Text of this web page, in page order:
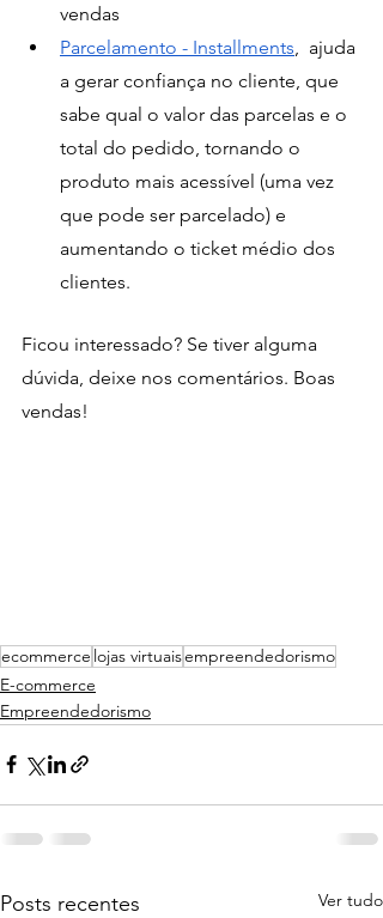
vendas
Parcelamento - Installments ,  ajuda
a gerar confiança no cliente, que
sabe qual o valor das parcelas e o
total do pedido, tornando o
produto mais acessível (uma vez
que pode ser parcelado) e
aumentando o ticket médio dos
clientes.
Ficou interessado? Se tiver alguma
dúvida, deixe nos comentários. Boas
vendas!
ecommerce lojas virtuaisempreendedorismo
E-commerce
Empreendedorismo
Posts recentes Ver tudo